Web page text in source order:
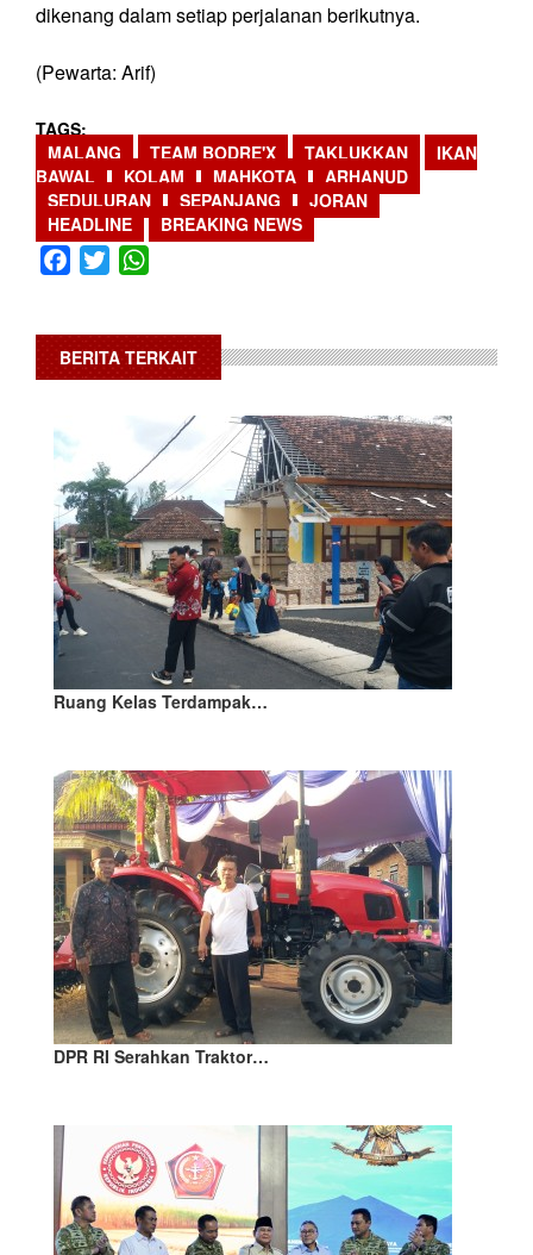
dikenang dalam setiap perjalanan berikutnya.
(Pewarta: Arif)
TAGS
MALANG
TEAM BODRE'X TAKLUKKAN
IKAN
BAWAL
KOLAM MAHKOTA
ARHANUD
SEDULURAN
SEPANJANG
JORAN
HEADLINE
BREAKING NEWS
Facebook
Twitter
BERITA TERKAIT
Ruang Kelas Terdampak…
DPR RI Serahkan Traktor…